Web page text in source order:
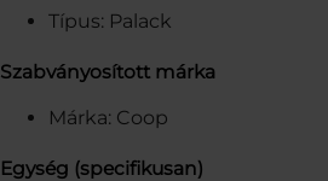
Típus: Palack
Szabványosított márka
Márka: Coop
Egység (specifikusan)